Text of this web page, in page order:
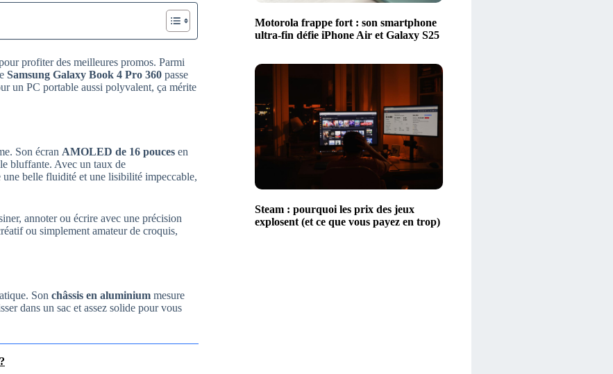
profiter des meilleures promos. Parmi
Samsung Galaxy Book 4 Pro 360 passe
un PC portable aussi polyvalent, ça mérite
Son écran AMOLED de 16 pouces en
bluffante. Avec un taux de
une belle fluidité et une lisibilité impeccable,
annoter ou écrire avec une précision
ou simplement amateur de croquis,
Son châssis en aluminium mesure
dans un sac et assez solide pour vous
Motorola frappe fort : son smartphone
ultra-fin défie iPhone Air et Galaxy S25
Steam : pourquoi les prix des jeux
explosent (et ce que vous payez en trop)